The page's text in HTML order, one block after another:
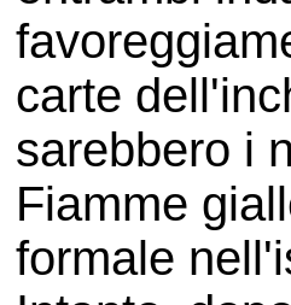
carte
sarebbero i
Fiamme
formale